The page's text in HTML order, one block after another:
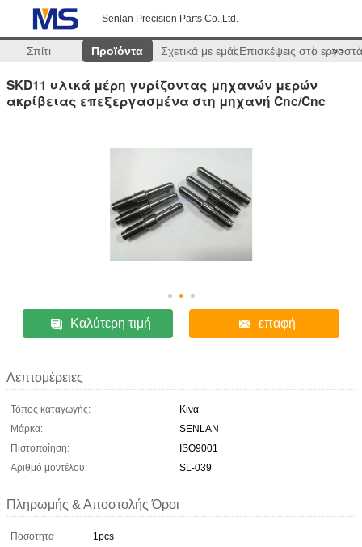
Senlan Precision Parts Co.,Ltd.
Σπίτι Προϊόντα Σχετικά με εμάςΕπισκέψεις στο >>
SKD11 υλικά μέρη γυρίζοντας μηχανών μερών
ακρίβειας επεξεργασμένα στη μηχανή Cnc/Cnc
Καλύτερη τιμή επαφή
Λεπτομέρειες
Τόπος καταγωγής:
Κίνα
Μάρκα:
SENLAN
Πιστοποίηση:
ISO9001
Αριθμό μοντέλου:
SL-039
Πληρωμής & Αποστολής Όροι
Ποσότητα
1pcs